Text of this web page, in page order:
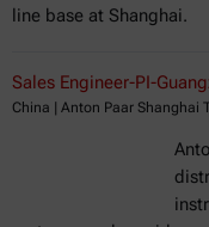
line base at Shanghai.
Sales Engineer-PI-
China | Anton Paar Shanghai